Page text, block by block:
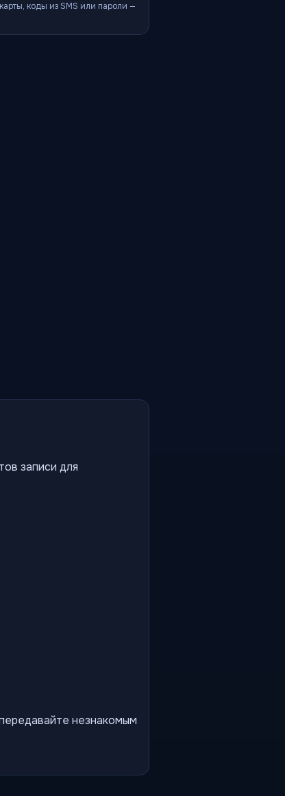
коды из SMS или пароли —
записи для
незнакомым